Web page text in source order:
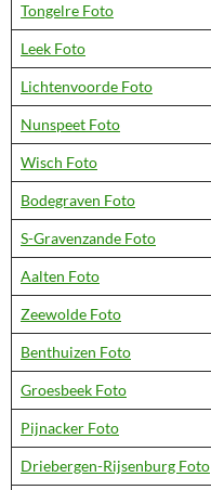
Tongelre Foto
Leek Foto
Lichtenvoorde Foto
Nunspeet Foto
Wisch Foto
Bodegraven Foto
S-Gravenzande Foto
Aalten Foto
Zeewolde Foto
Benthuizen Foto
Groesbeek Foto
Pijnacker Foto
Driebergen-Rijsenburg Foto